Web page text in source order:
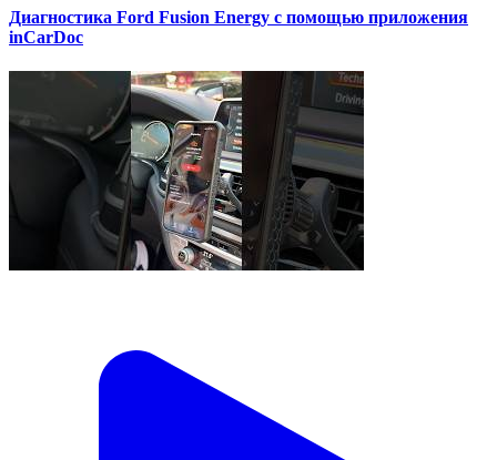
Диагностика Ford Fusion Energy с помощью приложения
inCarDoc